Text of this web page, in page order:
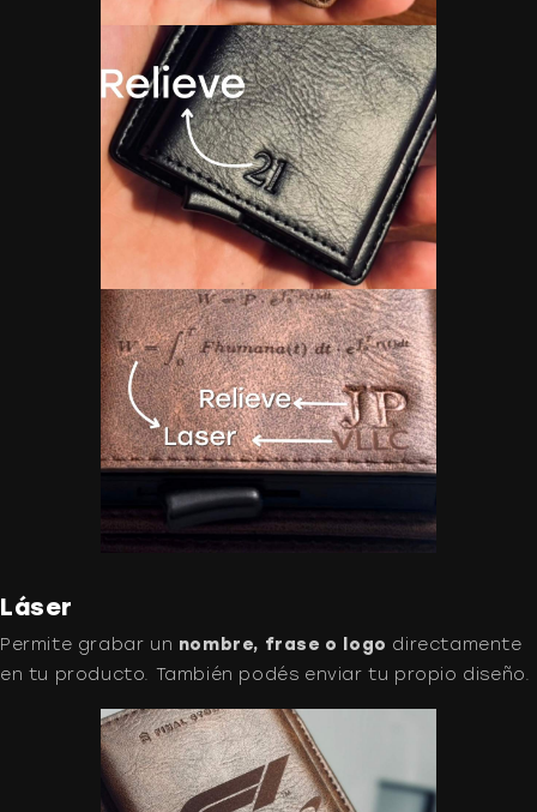
Láser
Permite grabar un nombre, frase o logo directamente
en tu producto. También podés enviar tu propio diseño.